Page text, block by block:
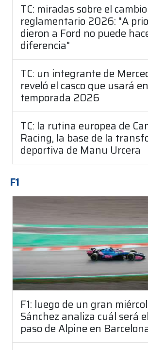
TC: miradas sobre el cambio
reglamentario 2026: "A
dieron a Ford no puede
diferencia"
TC: un integrante de
reveló el casco que usará
temporada 2026
TC: la rutina europea de
Racing, la base de la
deportiva de Manu Urcera
F1
F1: luego de un gran
Sánchez analiza cuál será
paso de Alpine en